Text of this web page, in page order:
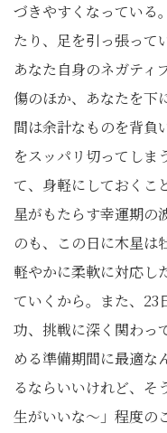
づきやすくなっている
たり、足を引っ張って
あなた自身のネガティ
傷のほか、あなたを下
間は余計なものを背負
をスッパリ切ってしま
て、身軽にしておくこ
星がもたらす幸運期の
のも、この日に木星は
軽やかに柔軟に対応し
ていくから。また、23
功、挑戦に深く関わっ
める準備期間に最適な
るならいいけれど、そ
生がいいな〜」程度の